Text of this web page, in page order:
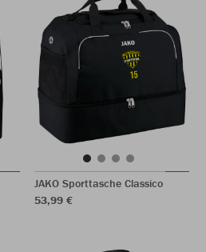
JAKO Sporttasche Classico
53,99 €